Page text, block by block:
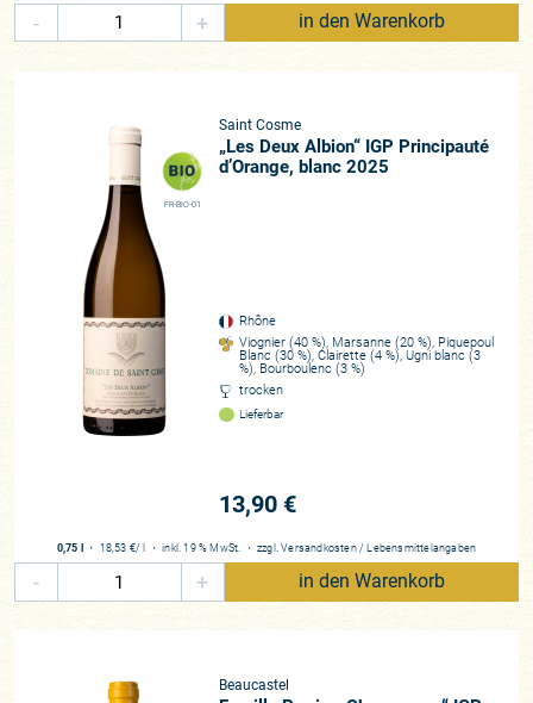
- + in den Warenkorb
FR-BIO-01
Saint Cosme
„Les Deux Albion“ IGP Principauté
d’Orange, blanc 2025
Rhône
Viognier (40 %), Marsanne (20 %), Piquepoul
Blanc (30 %), Clairette (4 %), Ugni blanc (3
%), Bourboulenc (3 %)
trocken
Lieferbar
13,90 €
0,75 l ・ 18,53 €/ l ・inkl. 19 % MwSt. ・ zzgl.Versandkosten / Lebensmittelangaben
- + in den Warenkorb
Beaucastel